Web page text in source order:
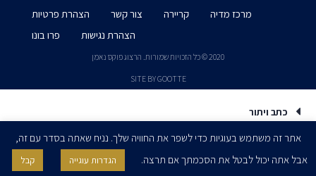
מרכז מדיה
קריירה צור קשר
הצהרת פרטיות
הצהרת נגישות
פרו בונו
2020 © כל הזכויות שמורות. הרצוג פוקס נאמן
SITE BY GOOTTE
כתב ויתור
אתר זה משתמש בעוגיות כדי לשפר את החוויה שלך. נניח שאתה בסדר עם זה,
אבל אתה יכול לבטל את הסכמתך אם תרצה.
הגדרות עוגייה קבל